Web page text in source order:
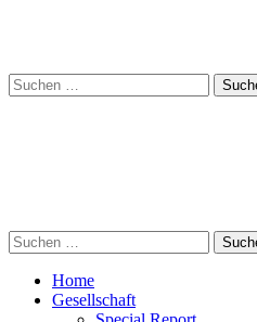
Suchen
nach:
Suchen
nach:
Home
Gesellschaft